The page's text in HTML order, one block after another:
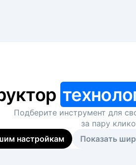
Подберите инструмент для
за пару
настройкам
Показать